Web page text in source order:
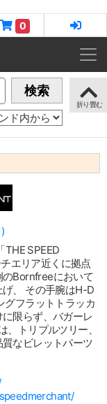
0
検索
THE SPEED
エリア近くに拠点
Bornfreeにおいて
、 その手腕はH-D
グフラットトラッカ
限らず、バガーレ
トリプルツリー、
なビレットパーツ